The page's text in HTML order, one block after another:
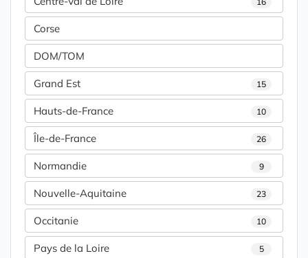
Corse
DOM/TOM
Grand Est 15
Hauts-de-France 10
Île-de-France 26
Normandie 9
Nouvelle-Aquitaine 23
Occitanie 10
Pays de la Loire 5